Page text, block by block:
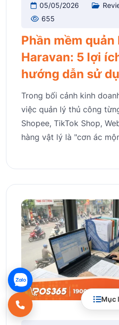
Mục
05/05/2026
655
Phần mềm
Haravan: 5 lợi
hướng dẫn sử
Trong bối cảnh kinh
việc quản lý thủ công
Shopee, TikTok Shop,
hàng vật lý là "cơn ác